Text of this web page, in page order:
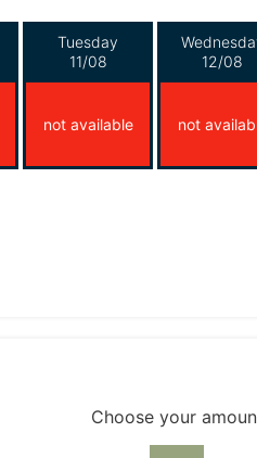
Tuesday
11/08
not available
12/08
not
Choose your